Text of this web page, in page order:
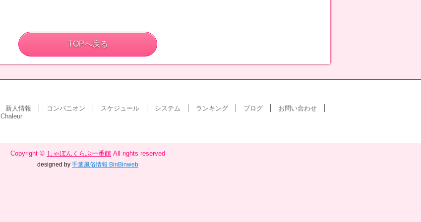
TOPへ戻る
新人情報 コンパニオン スケジュール システム ランキング ブログ
お問い合わせ
Chaleur
Copyright © しゃぼんくらぶ一番館 All rights reserved
designed by 千葉風俗情報 BinBinweb